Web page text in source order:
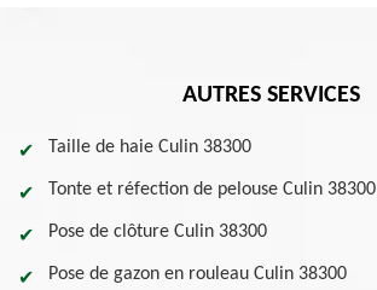
AUTRES SERVICES
Taille de haie Culin 38300
Tonte et réfection de pelouse Culin 38300
Pose de clôture Culin 38300
Pose de gazon en rouleau Culin 38300